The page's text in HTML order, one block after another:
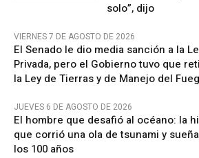
solo”, dijo
VIERNES 7 DE AGOSTO DE 2026
El Senado le dio media sanción a la
Privada, pero el Gobierno tuvo que
la Ley de Tierras y de Manejo del
JUEVES 6 DE AGOSTO DE 2026
El hombre que desafió al océano: la
que corrió una ola de tsunami y
los 100 años